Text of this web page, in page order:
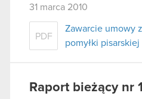
31 marca 2010
PDF
Zawarcie umowy
pomyłki pisarskiej
Raport bieżący nr